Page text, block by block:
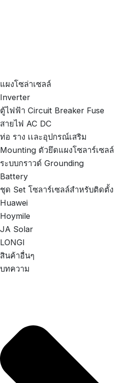
แผงโซล่าเซลล์
Inverter
ตู้ไฟฟ้า Circuit Breaker Fuse
สายไฟ AC DC
ท่อ ราง เเละอุปกรณ์เสริม
Mounting ตัวยึดแผงโซลาร์เซลล์
ระบบกราวด์ Grounding
Battery
ชุด Set โซลาร์เซลล์สำหรับติดตั้ง
Huawei
Hoymile
JA Solar
LONGI
สินค้าอื่นๆ
บทความ